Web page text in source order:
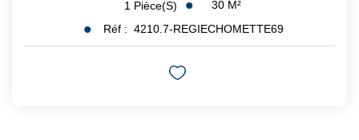
1 Pièce(s) 30 M²
Réf : 4210.7-REGIECHOMETTE69